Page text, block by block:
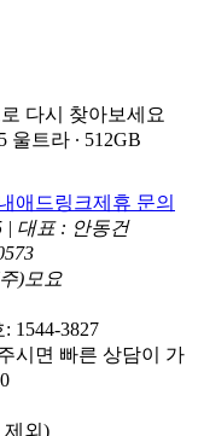
다시 찾아보세요
울트라 ∙ 512GB
애드링크제휴 문의
| 대표 : 안동건
)모요
1544-3827
시면 빠른 상담이 가
제외)